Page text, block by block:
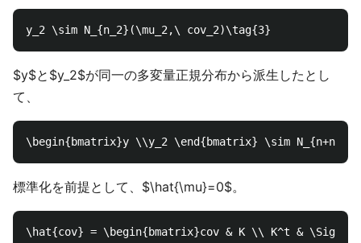
$y$と$y_2$が同一の多変量正規分布から派生したとし
て、
標準化を前提として、$\hat{\mu}=0$。